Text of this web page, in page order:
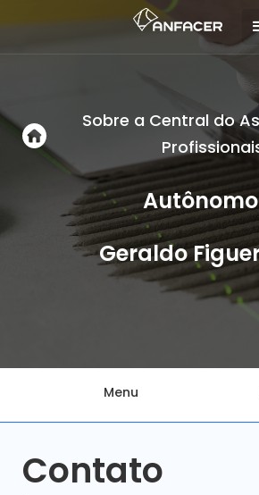
Sobre a Central do
Autônomo
Geraldo
Menu
Contato